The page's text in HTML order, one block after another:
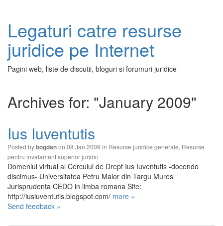
Legaturi catre resurse
juridice pe Internet
Pagini web, liste de discutii, bloguri si forumuri juridice
Archives for: "January 2009"
Ius Iuventutis
Posted bybogdanon 08 Jan 2009 in Resurse juridice generale, Resurse
pentru invatamant superior juridic
Domeniul virtual al Cercului de Drept Ius Iuventutis -docendo
discimus- Universitatea Petru Maior din Targu Mures
Jurisprudenta CEDO in limba romana Site:
http://iusiuventutis.blogspot.com/ more »
Send feedback »